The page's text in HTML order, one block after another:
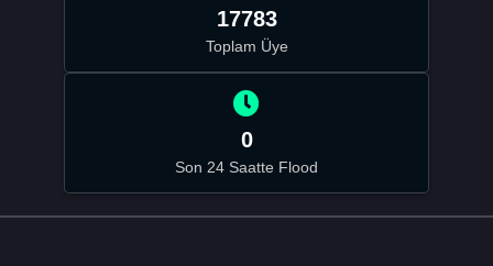
17783
Toplam Üye
0
Son 24 Saatte Flood